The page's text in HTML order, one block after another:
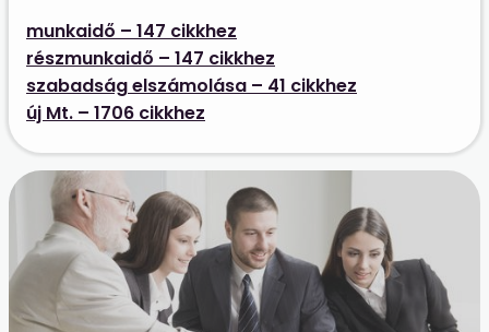
munkaidő – 147 cikkhez
részmunkaidő – 147 cikkhez
szabadság elszámolása – 41 cikkhez
új Mt. – 1706 cikkhez